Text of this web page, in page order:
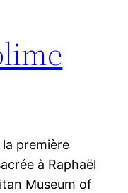
première
à Raphaël
Museum of